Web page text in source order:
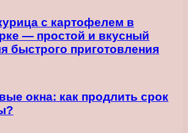
с картофелем в
— простой и вкусный
быстрого приготовления
окна: как продлить срок